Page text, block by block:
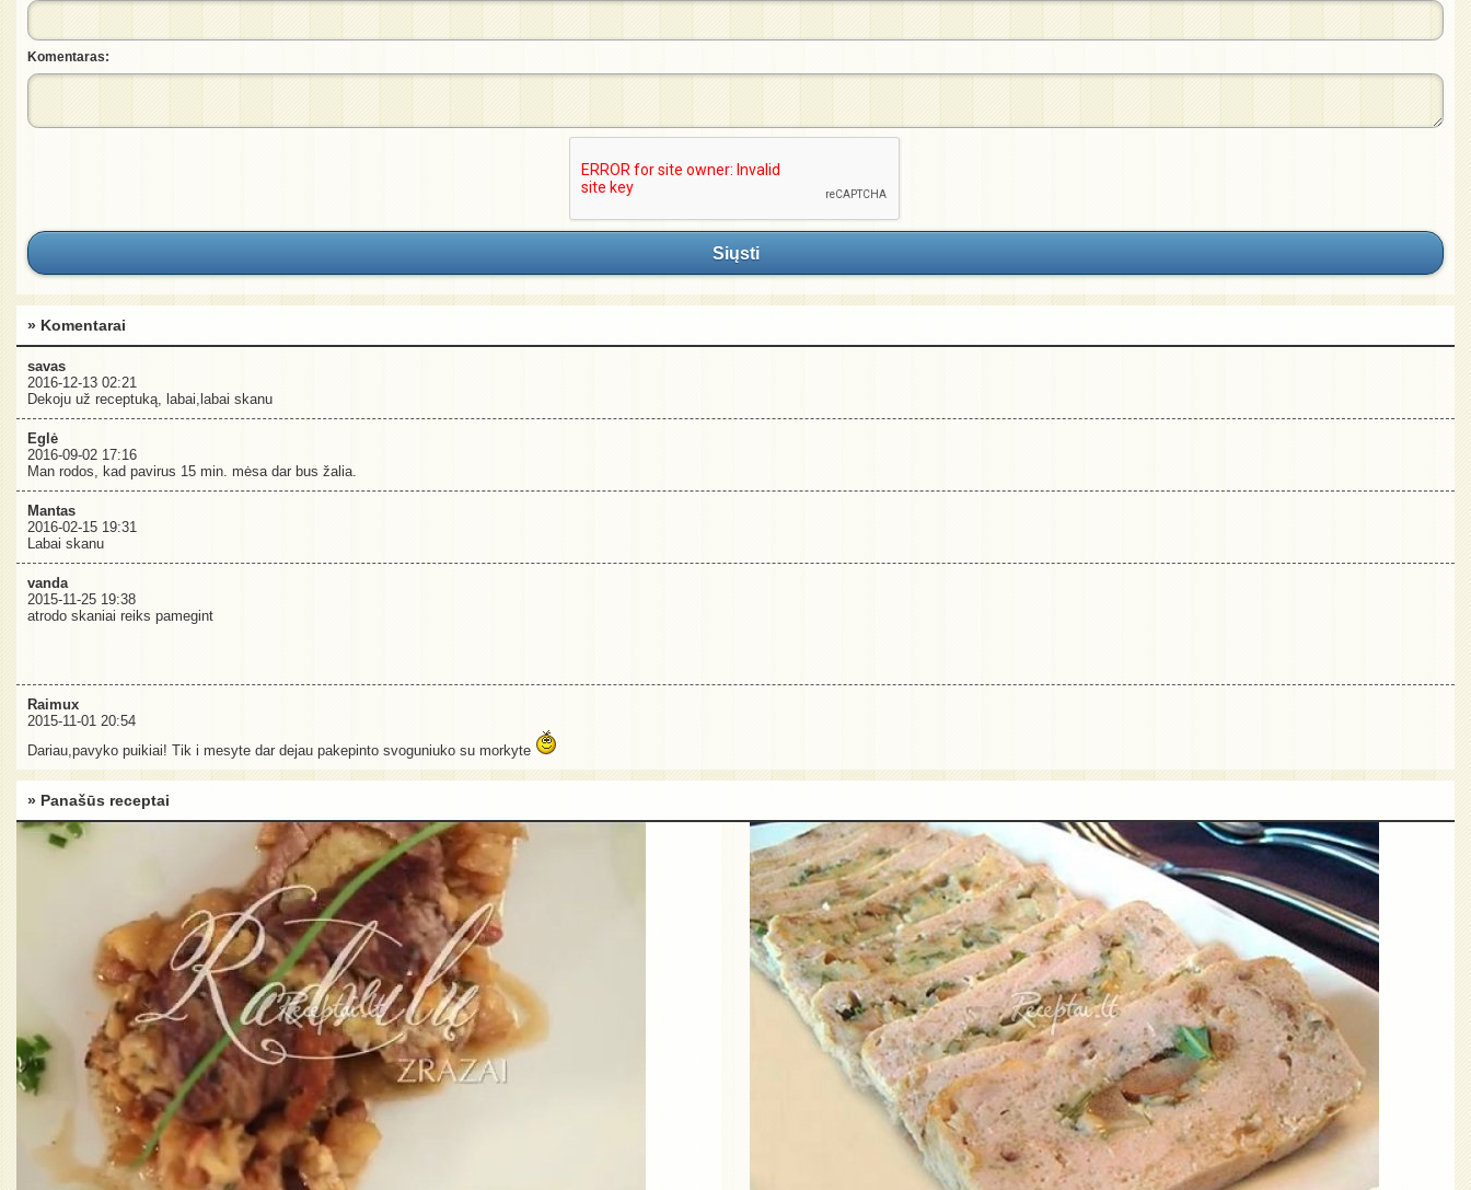
Komentaras:
Siųsti
» Komentarai
savas
2016-12-13 02:21
Dekoju už receptuką, labai,labai skanu
Eglė
2016-09-02 17:16
Man rodos, kad pavirus 15 min. mėsa dar bus žalia.
Mantas
2016-02-15 19:31
Labai skanu
vanda
2015-11-25 19:38
atrodo skaniai reiks pamegint
Raimux
2015-11-01 20:54
Dariau,pavyko puikiai! Tik i mesyte dar dejau pakepinto svoguniuko su morkyte
» Panašūs receptai